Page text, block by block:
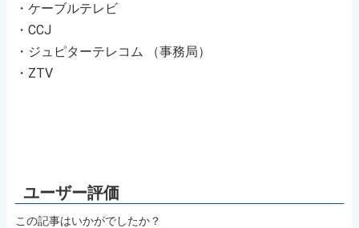
・ケーブルテレビ
・CCJ
・ジュピターテレコム （事務局）
・ZTV
この記事はいかがでしたか？